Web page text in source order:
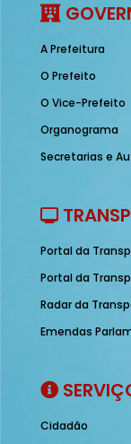
A Prefeitura
O Prefeito
O Vice-Prefeito
Organograma
Secretarias e
Portal da
Portal da
Radar da
Emendas
Cidadão